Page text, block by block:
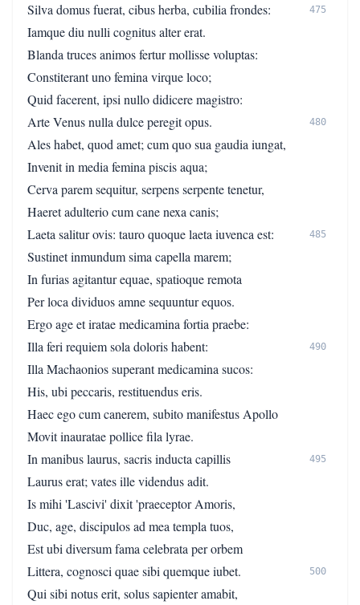
Silva domus fuerat, cibus herba, cubilia frondes:
475
Iamque diu nulli cognitus alter erat.
Blanda truces animos fertur mollisse voluptas:
Constiterant uno femina virque loco;
Quid facerent, ipsi nullo didicere magistro:
Arte Venus nulla dulce peregit opus.
480
Ales habet, quod amet; cum quo sua gaudia iungat,
Invenit in media femina piscis aqua;
Cerva parem sequitur, serpens serpente tenetur,
Haeret adulterio cum cane nexa canis;
Laeta salitur ovis: tauro quoque laeta iuvenca est:
485
Sustinet inmundum sima capella marem;
In furias agitantur equae, spatioque remota
Per loca dividuos amne sequuntur equos.
Ergo age et iratae medicamina fortia praebe:
Illa feri requiem sola doloris habent:
490
Illa Machaonios superant medicamina sucos:
His, ubi peccaris, restituendus eris.
Haec ego cum canerem, subito manifestus Apollo
Movit inauratae pollice fila lyrae.
In manibus laurus, sacris inducta capillis
495
Laurus erat; vates ille videndus adit.
Is mihi 'Lascivi' dixit 'praeceptor Amoris,
Duc, age, discipulos ad mea templa tuos,
Est ubi diversum fama celebrata per orbem
Littera, cognosci quae sibi quemque iubet.
500
Qui sibi notus erit, solus sapienter amabit,